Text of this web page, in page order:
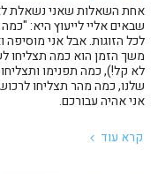
אחת השאלות שאני נשאלת
שבאים אליי לייעוץ היא:
לכל הזוגות. אבל אני
משך הזמן הוא כמה תצליחו
לא קל!), כמה תפנימו
שלנו, כמה מהר תצליחו
אני אהיה עבורכם.
קרא עוד